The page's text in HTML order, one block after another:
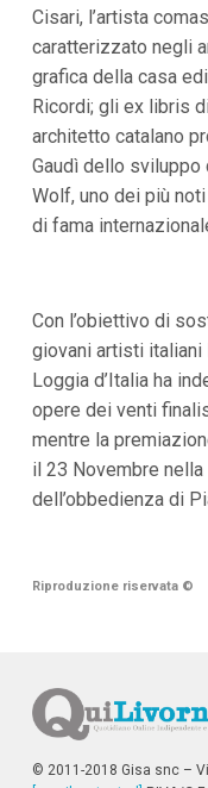
Cisari, l’artista
caratterizzato negli
grafica della casa
Ricordi; gli ex libris
architetto catalano
Gaudì dello sviluppo
Wolf, uno dei più
di fama
Con l’obiettivo di
giovani artisti italiani
Loggia d’Italia ha
opere dei venti
mentre la
il 23 Novembre
dell’obbedienza di
Riproduzione riservata ©
© 2011-2018 Gisa snc –